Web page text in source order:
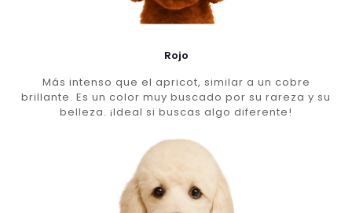
Rojo
Más intenso que el apricot, similar a un cobre
brillante. Es un color muy buscado por su rareza y su
belleza. ¡Ideal si buscas algo diferente!